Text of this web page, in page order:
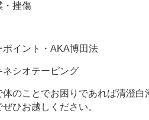
・挫傷
イント・AKA博田法
ネシオテーピング
のことでお困りであれば清澄
ひお越しください。